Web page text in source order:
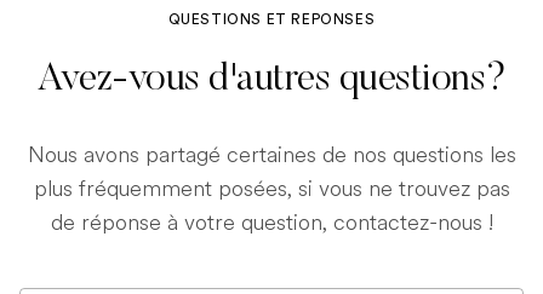
QUESTIONS ET REPONSES
Avez-vous d'autres questions?
Nous avons partagé certaines de nos questions les
plus fréquemment posées, si vous ne trouvez pas
de réponse à votre question, contactez-nous !